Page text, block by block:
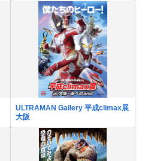
ULTRAMAN Gallery 平成climax展
大阪